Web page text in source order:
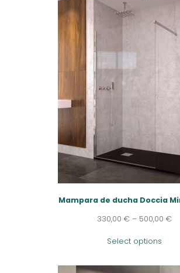
Mampara de ducha Doccia
330,00€ – 500,00€
Select options